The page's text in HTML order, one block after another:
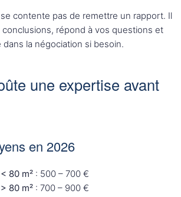
contente pas de remettre un rapport. Il
répond à vos questions et
la négociation si besoin.
une expertise avant
en 2026
80 m² : 500 – 700 €
80 m² : 700 – 900 €